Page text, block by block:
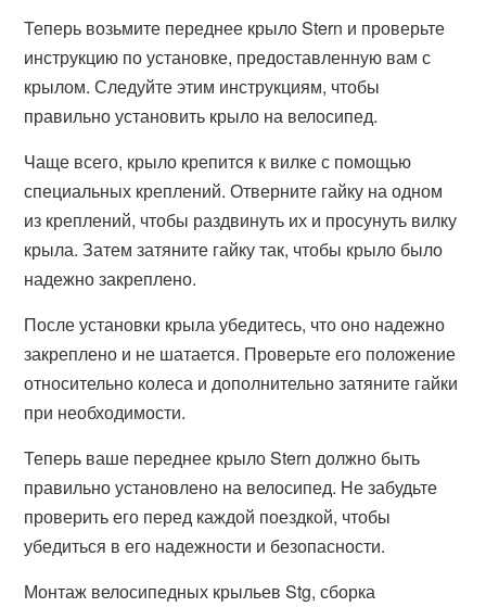
Теперь возьмите переднее крыло Stern и проверьте
инструкцию по установке, предоставленную вам с
крылом. Следуйте этим инструкциям, чтобы
правильно установить крыло на велосипед.
Чаще всего, крыло крепится к вилке с помощью
специальных креплений. Отверните гайку на одном
из креплений, чтобы раздвинуть их и просунуть вилку
крыла. Затем затяните гайку так, чтобы крыло было
надежно закреплено.
После установки крыла убедитесь, что оно надежно
закреплено и не шатается. Проверьте его положение
относительно колеса и дополнительно затяните гайки
при необходимости.
Теперь ваше переднее крыло Stern должно быть
правильно установлено на велосипед. Не забудьте
проверить его перед каждой поездкой, чтобы
убедиться в его надежности и безопасности.
Монтаж велосипедных крыльев Stg, сборка